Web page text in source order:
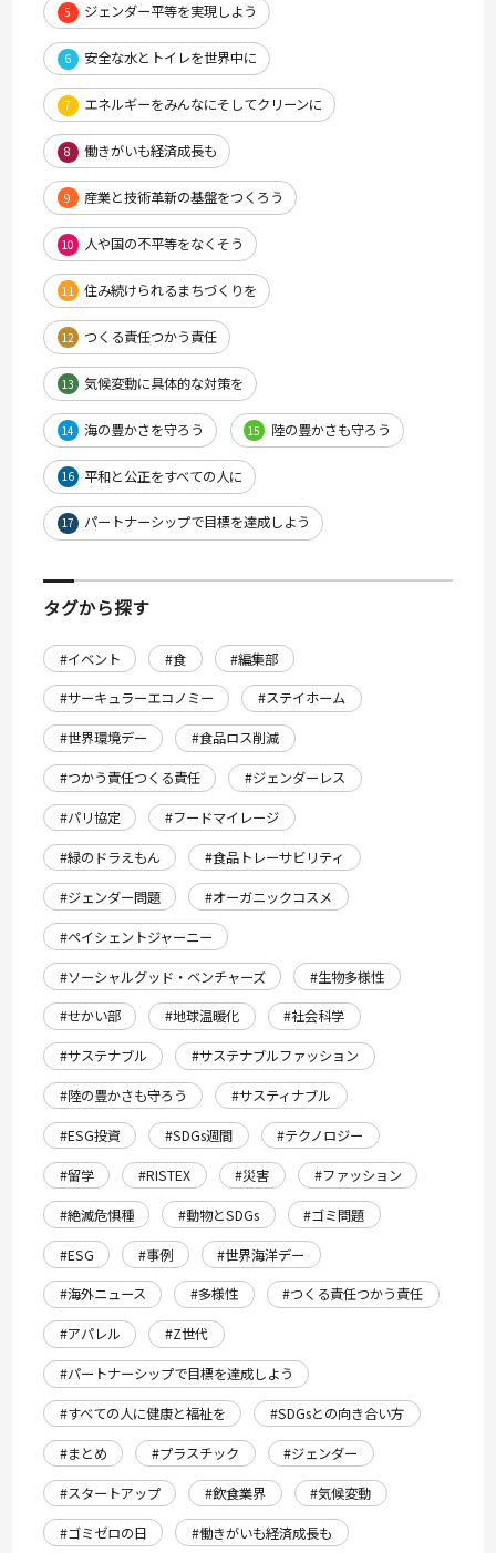
5 ジェンダー平等を実現しよう
6 安全な水とトイレを世界中に
7 エネルギーをみんなにそしてクリーンに
8 働きがいも経済成長も
9 産業と技術革新の基盤をつくろう
10 人や国の不平等をなくそう
11 住み続けられるまちづくりを
12 つくる責任つかう責任
13 気候変動に具体的な対策を
14 海の豊かさを守ろう 15 陸の豊かさも守ろう
16 平和と公正をすべての人に
17 パートナーシップで目標を達成しよう
タグから探す
#イベント #食
#編集部
#サーキュラーエコノミー
#ステイホーム
#世界環境デー
#食品ロス削減
#つかう責任つくる責任
#ジェンダーレス
#パリ協定
#フードマイレージ
#緑のドラえもん
#食品トレーサビリティ
#ジェンダー問題
#オーガニックコスメ
#ペイシェントジャーニー
#ソーシャルグッド・ベンチャーズ
#生物多様性
#せかい部
#地球温暖化
#社会科学
#サステナブル
#サステナブルファッション
#陸の豊かさも守ろう
#サスティナブル
#ESG投資
#SDGs週間
#テクノロジー
#留学
#RISTEX #災害
#ファッション
#絶滅危惧種
#動物とSDGs
#ゴミ問題
#ESG
#事例
#世界海洋デー
#海外ニュース
#多様性
#つくる責任つかう責任
#アパレル
#Z世代
#パートナーシップで目標を達成しよう
#すべての人に健康と福祉を
#SDGsとの向き合い方
#まとめ
#プラスチック
#ジェンダー
#スタートアップ
#飲食業界
#気候変動
#ゴミゼロの日
#働きがいも経済成長も